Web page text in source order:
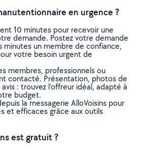
en urgence ?
10 minutes pour recevoir une
demande. Postez votre demande
minutes un membre de confiance,
votre besoin urgent de
membres, professionnels ou
contacté. Présentation, photos de
: trouvez l'offreur idéal, adapté à
budget.
la messagerie AlloVoisins pour
et efficaces grâce aux outils
est gratuit ?